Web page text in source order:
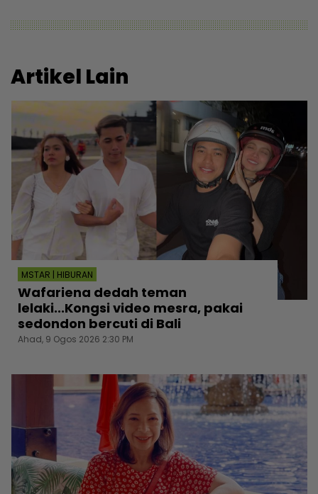
Artikel Lain
MSTAR | HIBURAN
Wafariena dedah teman
lelaki...Kongsi video mesra, pakai
sedondon bercuti di Bali
Ahad, 9 Ogos 2026 2:30 PM